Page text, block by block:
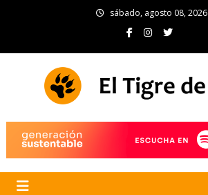
sábado, agosto 08, 2026